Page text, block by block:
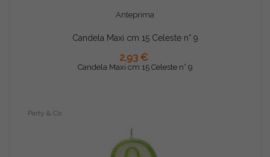
Anteprima
Candela Maxi cm 15 Celeste n° 9
2,93 €
Candela Maxi cm 15 Celeste n° 9
AGGIUNGI AL CARRELLO
Party & Co.